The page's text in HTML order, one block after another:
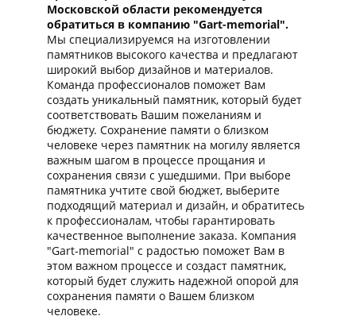
Московской области рекомендуется
обратиться в компанию "Gart-memorial".
Мы специализируемся на изготовлении
памятников высокого качества и предлагают
широкий выбор дизайнов и материалов.
Команда профессионалов поможет Вам
создать уникальный памятник, который будет
соответствовать Вашим пожеланиям и
бюджету. Сохранение памяти о близком
человеке через памятник на могилу является
важным шагом в процессе прощания и
сохранения связи с ушедшими. При выборе
памятника учтите свой бюджет, выберите
подходящий материал и дизайн, и обратитесь
к профессионалам, чтобы гарантировать
качественное выполнение заказа. Компания
"Gart-memorial" с радостью поможет Вам в
этом важном процессе и создаст памятник,
который будет служить надежной опорой для
сохранения памяти о Вашем близком
человеке.